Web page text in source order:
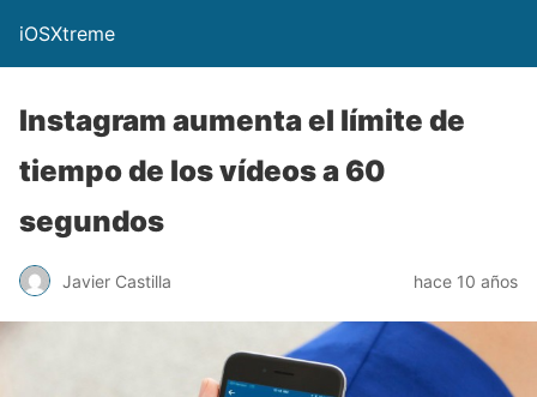
iOSXtreme
Instagram aumenta el límite de
tiempo de los vídeos a 60
segundos
Javier Castilla hace 10 años